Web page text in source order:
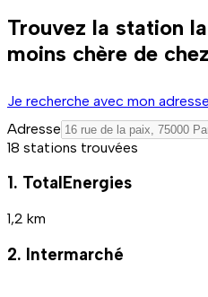
Trouvez la station
moins chère de
Je recherche avec mon adresse
Adresse
18 stations trouvées
1. TotalEnergies
1,2 km
2. Intermarché